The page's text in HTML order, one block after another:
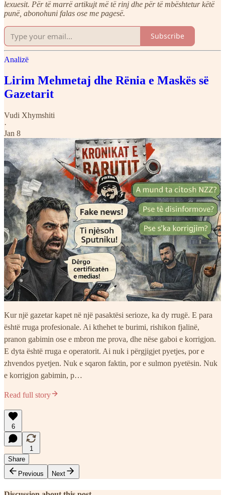
lexuesit. Për të marrë artikujt më të rinj dhe për të mbështetur këtë
punë, abonohuni falas ose me pagesë.
Subscribe
Analizë
Lirim Mehmetaj dhe Rënia e Maskës së
Gazetarit
Vudi Xhymshiti
·
Jan 8
Kur një gazetar kapet në një pasaktësi serioze, ka dy rrugë. E para
është rruga profesionale. Ai kthehet te burimi, rishikon fjalinë,
pranon gabimin ose e mbron me prova, dhe nëse gaboi e korrigjon.
E dyta është rruga e operatorit. Ai nuk i përgjigjet pyetjes, por e
zhvendos pyetjen. Nuk e sqaron faktin, por e sulmon pyetësin. Nuk
e korrigjon gabimin, p…
Read full story
6
1
Share
Previous
Next